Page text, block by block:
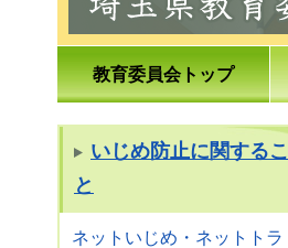
教育委員会トップ
いじめ防止に関するこ
と
ネットいじめ・ネットトラ